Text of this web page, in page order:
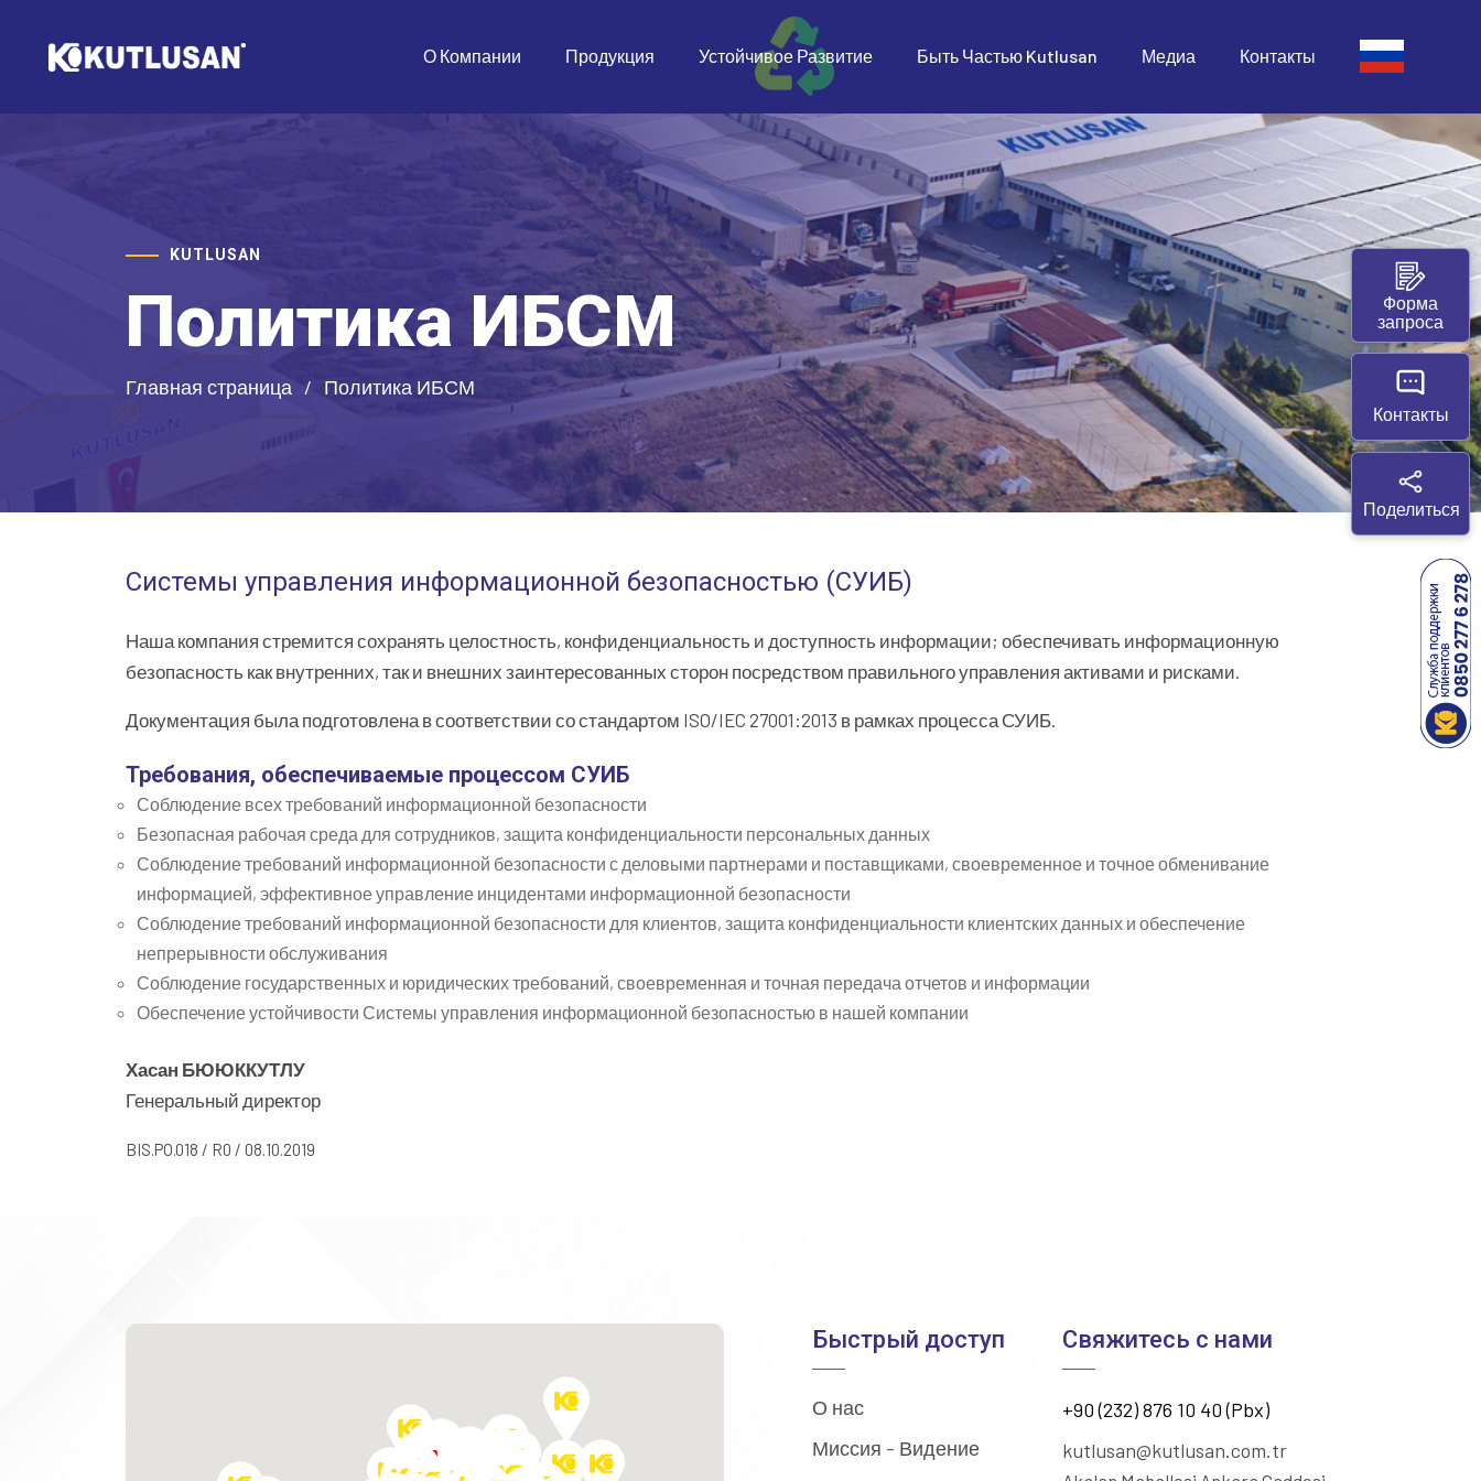
О Компании Продукция Устойчивое Развитие Быть Частью Kutlusan Медиа Контакты
KUTLUSAN
Политика ИБСМ
Главная страница Политика ИБСМ
Системы управления информационной безопасностью (СУИБ)
Наша компания стремится сохранять целостность, конфиденциальность и доступность информации; обеспечивать информационную
безопасность как внутренних, так и внешних заинтересованных сторон посредством правильного управления активами и рисками.
Документация была подготовлена в соответствии со стандартом ISO/IEC 27001:2013 в рамках процесса СУИБ.
Требования, обеспечиваемые процессом СУИБ
Соблюдение всех требований информационной безопасности
Безопасная рабочая среда для сотрудников, защита конфиденциальности персональных данных
Соблюдение требований информационной безопасности с деловыми партнерами и поставщиками, своевременное и точное обменивание
информацией, эффективное управление инцидентами информационной безопасности
Соблюдение требований информационной безопасности для клиентов, защита конфиденциальности клиентских данных и обеспечение
непрерывности обслуживания
Соблюдение государственных и юридических требований, своевременная и точная передача отчетов и информации
Обеспечение устойчивости Системы управления информационной безопасностью в нашей компании
Хасан БЮЮККУТЛУ
Генеральный директор
BIS.PO.018 / R0 / 08.10.2019
Быстрый доступ
О нас
Миссия - Видение
Свяжитесь с нами
+90 (232) 876 10 40 (Pbx)
kutlusan@kutlusan.com.tr
Форма
запроса
Контакты
Поделиться